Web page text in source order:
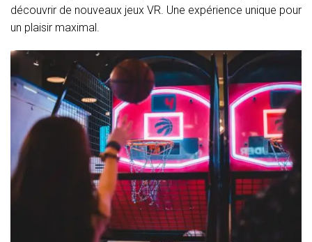
découvrir de nouveaux jeux VR. Une expérience unique pour
un plaisir maximal.